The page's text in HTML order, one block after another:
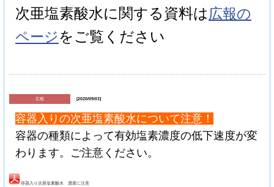
次亜塩素酸水に関する資料は広報の
ページをご覧ください
広報 [2020/09/03]
容器入りの次亜塩素酸水について注意！
容器の種類によって有効塩素濃度の低下速度が変
わります。ご注意ください。
容器入り次亜塩素酸水 濃度に注意